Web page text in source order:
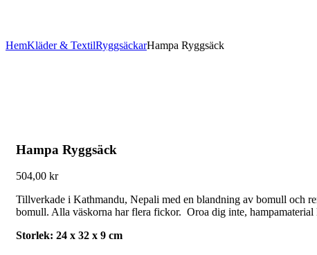
HemKläder & TextilRyggsäckarHampa Ryggsäck
Hampa Ryggsäck
504,00 kr
Tillverkade i Kathmandu, Nepali med en blandning av bomull och
bomull. Alla väskorna har flera fickor. Oroa dig inte,
Storlek: 24 x 32 x 9 cm